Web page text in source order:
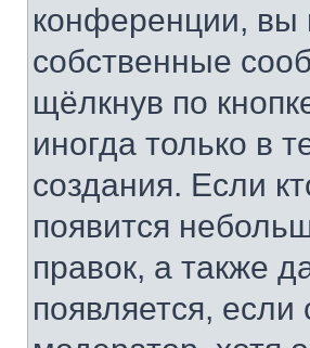
конференции, вы
собственные
щёлкнув по
иногда только в
создания. Если
появится
правок, а также
появляется,